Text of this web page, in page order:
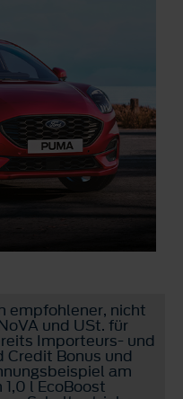
empfohlener, nicht
und USt. für
Importeurs- und
Credit Bonus und
am
l EcoBoost